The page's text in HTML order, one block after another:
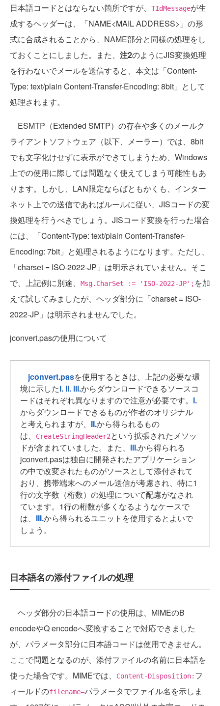
日本語コードとはならない箇所ですが、
TIdMessageが生
成するヘッダーは、「NAME<MAIL ADDRESS>」の形
式に合成されることから、NAME部分と同様の処理をし
ておくことにしました。また、 注2のようにJIS変換処理
を行わないでメールを送信すると、本文は「Content-
Type: text/plain Content-Transfer-Encoding: 8bit」として
処理されます。
ESMTP（Extended SMTP）の存在や多くのメールク
ライアントソフトウェア（以下、メーラー）では、8bit
でも文字化けせずに表示ができてしまうため、Windows
上での使用に際しては問題なく使えてしまう可能性もあ
ります。しかし、LAN限定ならばともかくも、インター
ネット上での送信であればルールに従い、JISコードの変
換処理を行うべきでしょう。JISコード変換を行った場合
には、「Content-Type: text/plain Content-Transfer-
Encoding: 7bit」と処理されるようになります。ただし、
「charset = ISO-2022-JP」は明示されていません。そこ
で、上記例に別途、
Msg.CharSet := 'ISO-2022-JP'; を加
えて試してみましたが、ヘッダ部分に「charset = ISO-
2022-JP」は明示されませんでした。
jconvert.pasの使用について
jconvert.pasを使用するときは、上記の必要な環
境に示したI. II. III.からダウンロードできるソースコ
ードはそれぞれ異なりますので注意が必要です。 I.
からダウンロードできるものが作者のオリジナル
と考えられますが、 II.から得られるもの
は、
CreateStringHeader2という拡張されたメソッ
ドが含まれていました。また、 III.から得られる
jconvert.pasは独自に開発されたアプリケーション
の中で改変されたものがソースとして添付されて
おり、携帯端末へのメール送信が考慮され、特に1
行の文字数（桁数）の処理について配慮がなされ
ています。1行の桁数が多くなるようなケースで
は、 III.から得られるユニットを使用するとよいで
しょう。
日本語名の添付ファイルの処理
ヘッダ部分の日本語コードの使用は、MIMEのB
encodeやQ encodeへ変換することで対応できました
が、パラメータ部分に日本語コードは使用できません。
ここで問題となるのが、添付ファイルの名前に日本語を
使った場合です。MIMEでは、
Content-Disposition: フ
ィールドのfilename=パラメータでファイル名を示しま